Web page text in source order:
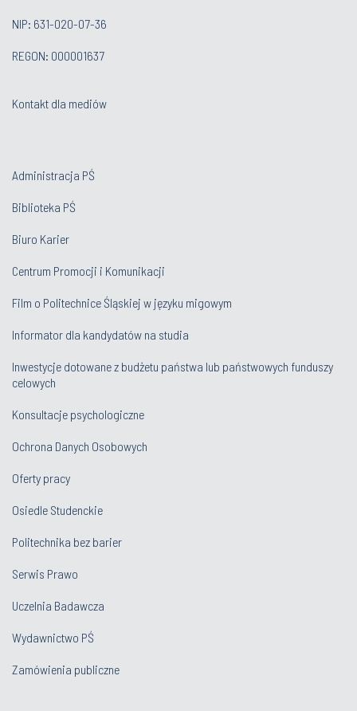
NIP: 631-020-07-36
REGON: 000001637
Kontakt dla mediów
Administracja PŚ
Biblioteka PŚ
Biuro Karier
Centrum Promocji i Komunikacji
Film o Politechnice Śląskiej w języku migowym
Informator dla kandydatów na studia
Inwestycje dotowane z budżetu państwa lub państwowych funduszy
celowych
Konsultacje psychologiczne
Ochrona Danych Osobowych
Oferty pracy
Osiedle Studenckie
Politechnika bez barier
Serwis Prawo
Uczelnia Badawcza
Wydawnictwo PŚ
Zamówienia publiczne